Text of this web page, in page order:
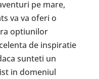
pe mare,
va va oferi o
optiunilor
de inspiratie
sunteti un
in domeniul